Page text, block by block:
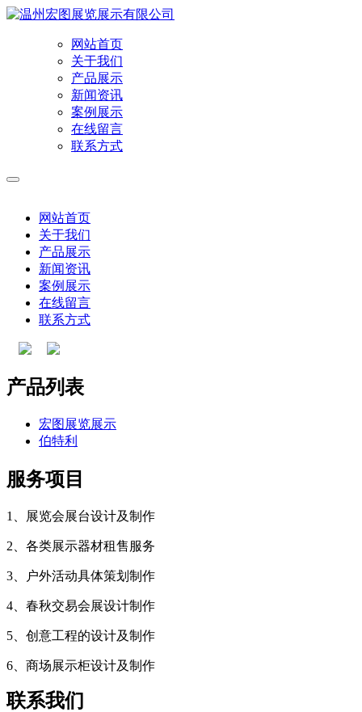
网站首页
关于我们
产品展示
新闻资讯
案例展示
在线留言
联系方式
网站首页
关于我们
产品展示
新闻资讯
案例展示
在线留言
联系方式
产品列表
宏图展览展示
伯特利
服务项目
1、展览会展台设计及制作
2、各类展示器材租售服务
3、户外活动具体策划制作
4、春秋交易会展设计制作
5、创意工程的设计及制作
6、商场展示柜设计及制作
联系我们